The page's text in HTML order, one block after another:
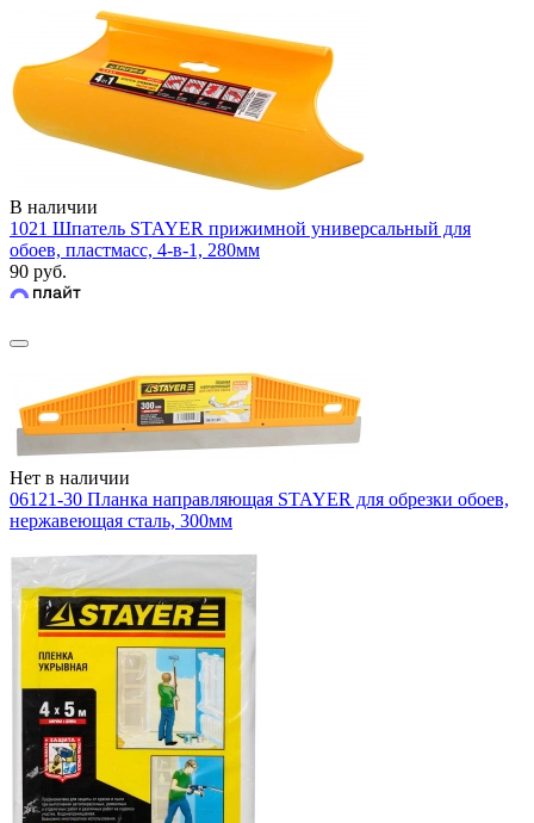
В наличии
1021 Шпатель STAYER прижимной универсальный для
обоев, пластмасс, 4-в-1, 280мм
90 руб.
Нет в наличии
06121-30 Планка направляющая STAYER для обрезки обоев,
нержавеющая сталь, 300мм